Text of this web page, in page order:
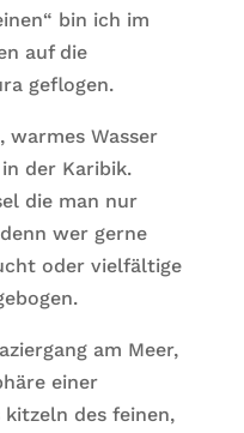
bin ich im
auf die
geflogen.
warmes Wasser
der Karibik.
die man nur
wer gerne
oder vielfältige
am Meer,
einer
des feinen,